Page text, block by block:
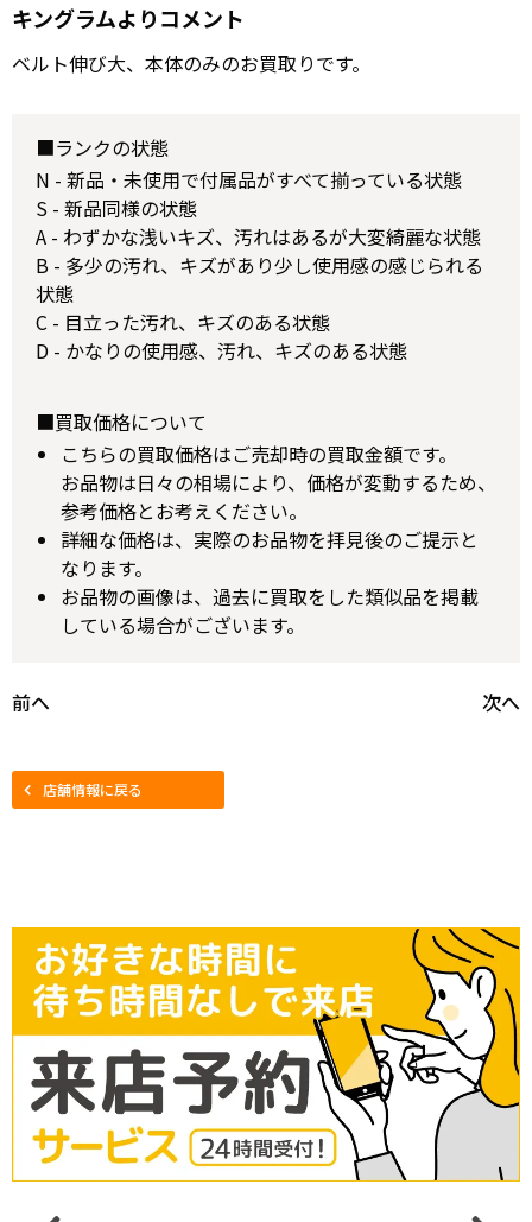
キングラムよりコメント
ベルト伸び大、本体のみのお買取りです。
■ランクの状態
N - 新品・未使用で付属品がすべて揃っている状態
S - 新品同様の状態
A - わずかな浅いキズ、汚れはあるが大変綺麗な状態
B - 多少の汚れ、キズがあり少し使用感の感じられる
状態
C - 目立った汚れ、キズのある状態
D - かなりの使用感、汚れ、キズのある状態
■買取価格について
こちらの買取価格はご売却時の買取金額です。
お品物は日々の相場により、価格が変動するため、
参考価格とお考えください。
詳細な価格は、実際のお品物を拝見後のご提示と
なります。
お品物の画像は、過去に買取をした類似品を掲載
している場合がございます。
前へ 次へ
店舗情報に戻る